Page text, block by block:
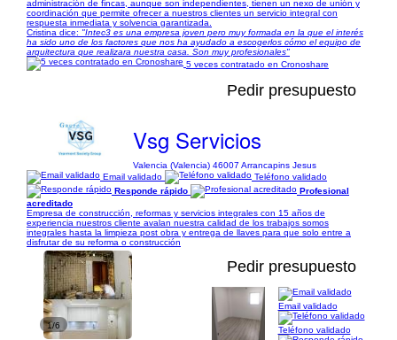
administración de fincas, aunque son independientes, tienen un nexo de unión y
coordinación que permite ofrecer a nuestros clientes un servicio integral con
respuesta inmediata y solvencia garantizada.
Cristina dice: "Intec3 es una empresa joven pero muy formada en la que el interés
ha sido uno de los factores que nos ha ayudado a escogerlos cómo el equipo de
arquitectura que realizara nuestra casa. Son muy profesionales"
5 veces contratado en Cronoshare
Pedir presupuesto
Vsg Servicios
Valencia (Valencia) 46007 Arrancapins Jesus
Email validado
Teléfono validado
Responde rápido
Profesional
acreditado
Empresa de construcción, reformas y servicios integrales con 15 años de
experiencia nuestros cliente avalan nuestra calidad de los trabajos somos
integrales hasta la limpieza post obra y entrega de llaves para que solo entre a
disfrutar de su reforma o construcción
1/6
Pedir presupuesto
Email validado
Teléfono validado